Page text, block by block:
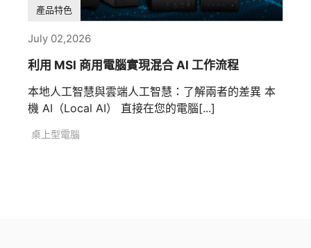
產品特色
July 02,2026
利用 MSI 商用電腦實現混合 AI 工作流程
本地人工智慧與雲端人工智慧：了解兩者的差異 本
機 AI（Local AI） 直接在您的電腦[...]
桌上型電腦